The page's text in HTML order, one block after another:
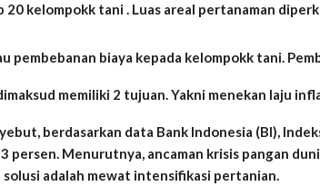
kelompokk tani . Luas areal pertanaman
pembebanan biaya kepada kelompokk tani.
memiliki 2 tujuan. Yakni menekan laju
berdasarkan data Bank Indonesia (BI),
persen. Menurutnya, ancaman krisis pangan
solusi adalah mewat intensifikasi pertanian.